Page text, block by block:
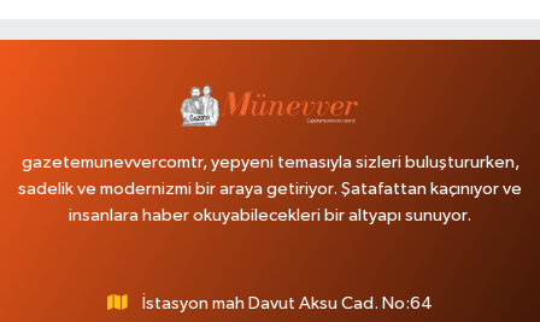
gazetemunevvercomtr, yepyeni temasıyla sizleri buluştururken,
sadelik ve modernizmi bir araya getiriyor. Şatafattan kaçınıyor ve
insanlara haber okuyabilecekleri bir altyapı sunuyor.
İstasyon mah Davut Aksu Cad. No:64